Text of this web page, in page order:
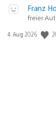
Franz
freier
4. Aug 2026